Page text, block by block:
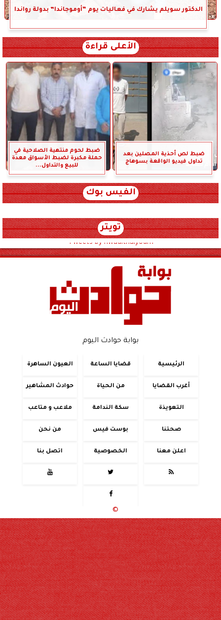
الدكتور سويلم يشارك في فعاليات يوم “أوموجاندا” بدولة رواندا
الأعلى قراءة
ضبط لص أحذية المصلين بعد
تداول فيديو الواقعة بسوهاج
ضبط لحوم منتهية الصلاحية في
حملة مكبرة لضبط الأسواق معدة
للبيع والتداول...
الفيس بوك
تويتر
Tweets by hwadithalyoum
بوابة حوادث اليوم
الرئيسية قضايا الساعة العيون الساهرة
أغرب القضايا من الحياة حوادث المشاهير
التعويذة سكة الندامة ملاعب و متاعب
صحتنا بوست فيس من نحن
اعلن معنا الخصوصية اتصل بنا




©